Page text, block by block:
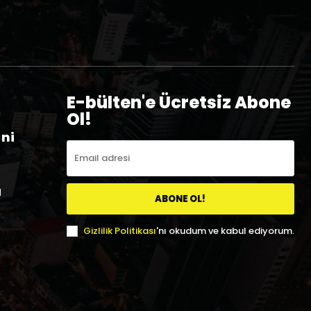
E-bülten'e Ücretsiz Abone
Ol!
ABONE OL!
Gizlilik Politikası'nı okudum ve kabul ediyorum.